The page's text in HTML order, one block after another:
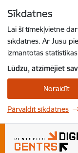
Sīkdatnes
Lai šī tīmekļvietne
sīkdatnes. Ar Jūsu
izmantotas
Lūdzu, atzīmējiet
Noraidīt
Pārvaldīt sīkdatnes